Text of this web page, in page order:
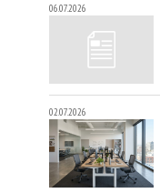
06.07.2026
02.07.2026